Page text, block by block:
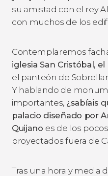
su amistad con el rey
con muchos de los
Contemplaremos
iglesia San Cristóbal,
el panteón de
Y hablando de
importantes, ¿sabíais
palacio diseñado por
Quijano es de los
proyectados fuera de
Tras una hora y media